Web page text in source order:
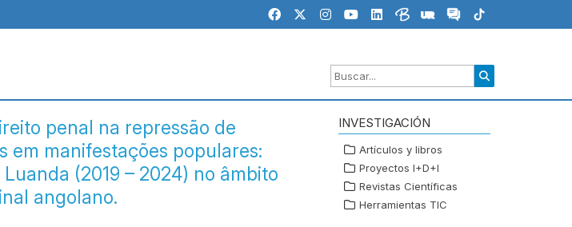
penal na repressão de
em manifestações populares:
(2019 – 2024) no âmbito
angolano.
INVESTIGACIÓN
Artículos y libros
Proyectos I+D+I
Revistas Científicas
Herramientas TIC